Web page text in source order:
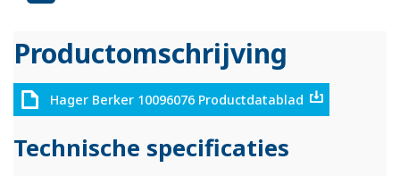
Productomschrijving
Hager Berker 10096076 Productdatablad
Technische specificaties